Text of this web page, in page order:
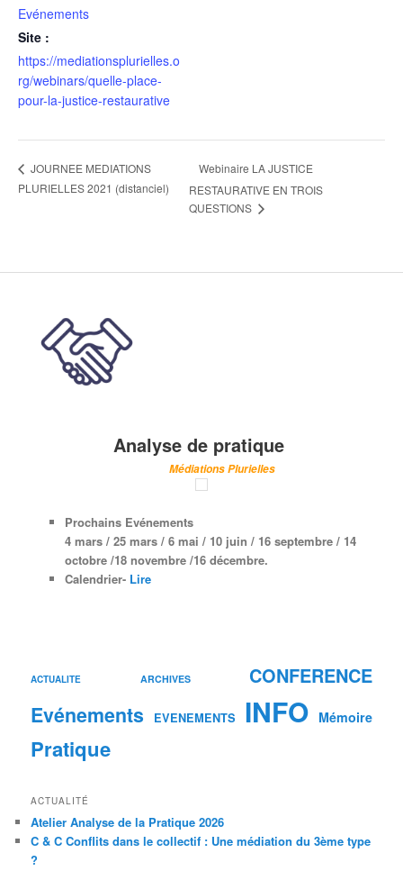
Evénements
Site :
https://mediationsplurielles.o
rg/webinars/quelle-place-
pour-la-justice-restaurative
JOURNEE MEDIATIONS
PLURIELLES 2021 (distanciel)
Webinaire LA JUSTICE
RESTAURATIVE EN TROIS
QUESTIONS
Analyse de pratique
Médiations Plurielles
Prochains Evénements
4 mars / 25 mars / 6 mai / 10 juin / 16 septembre / 14
octobre /18 novembre /16 décembre.
Calendrier- Lire
ACTUALITE ARCHIVES CONFERENCE
Evénements EVENEMENTS INFO Mémoire
Pratique
ACTUALITÉ
Atelier Analyse de la Pratique 2026
C & C Conflits dans le collectif : Une médiation du 3ème type
?